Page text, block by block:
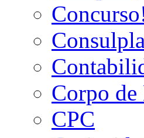
Corpo
CPC